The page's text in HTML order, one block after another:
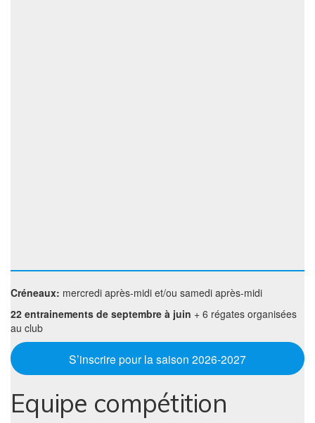
Créneaux: mercredi après-midi et/ou samedi après-midi
22 entrainements de septembre à juin + 6 régates organisées
au club
S’inscrire pour la saison 2026-2027
Equipe compétition